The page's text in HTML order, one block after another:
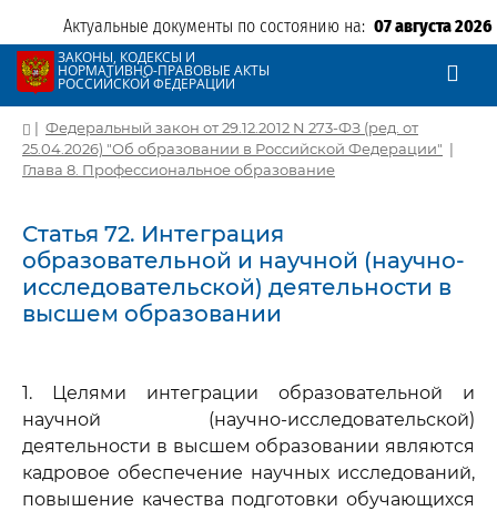
Актуальные документы по состоянию на: 07 августа 2026
ЗАКОНЫ, КОДЕКСЫ И
НОРМАТИВНО-ПРАВОВЫЕ АКТЫ
РОССИЙСКОЙ ФЕДЕРАЦИИ
| Федеральный закон от 29.12.2012 N 273-ФЗ (ред. от
25.04.2026) "Об образовании в Российской Федерации" |
Глава 8. Профессиональное образование
Статья 72. Интеграция
образовательной и научной (научно-
исследовательской) деятельности в
высшем образовании
1. Целями интеграции образовательной и
научной (научно-исследовательской)
деятельности в высшем образовании являются
кадровое обеспечение научных исследований,
повышение качества подготовки обучающихся